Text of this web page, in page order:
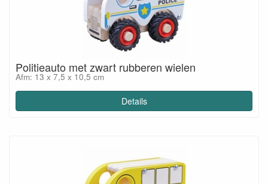
Politieauto met zwart rubberen wielen
Afm: 13 x 7,5 x 10,5 cm
Details